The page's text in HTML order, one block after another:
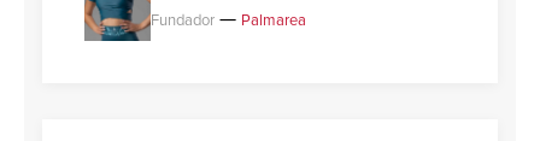
Fundador — Palmarea